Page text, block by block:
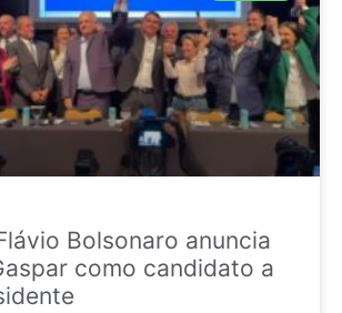
Bolsonaro anuncia
como candidato a